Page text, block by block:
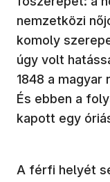
nemzetközi
komoly
úgy volt
1848 a magyar
És ebben a
kapott egy
A férfi helyét